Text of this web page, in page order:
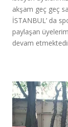
akşam geç geç
İSTANBUL’ da
paylaşan
devam